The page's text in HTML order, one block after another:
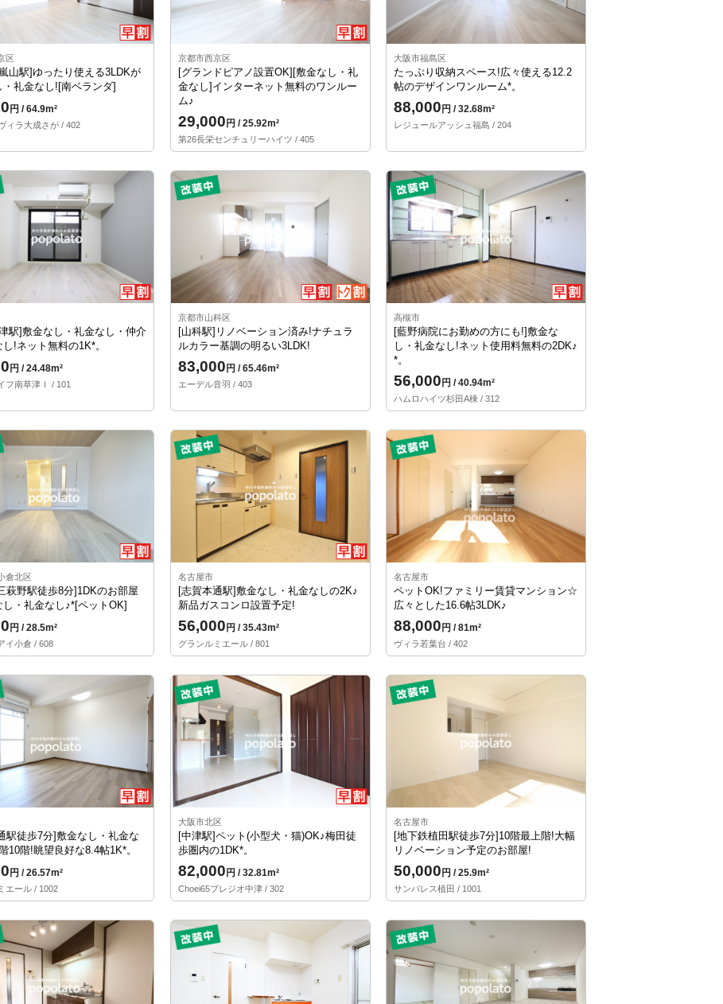
区
山駅]ゆったり使える3LDKが
・礼金なし![南ベランダ]
円 / 64.9m²
ィラ大成さが / 402
京都市西京区
[グランドピアノ設置OK][敷金なし・礼
金なし]インターネット無料のワンルー
ム♪
29,000 円 / 25.92m²
第26長栄センチュリーハイツ / 405
大阪市福島区
たっぷり収納スペース!広々使える12.2
帖のデザインワンルーム*。
88,000 円 / 32.68m²
レジュールアッシュ福島 / 204
駅]敷金なし・礼金なし・仲介
!ネット無料の1K*。
円 / 24.48m²
フ南草津Ⅰ / 101
京都市山科区
[山科駅]リノベーション済み!ナチュラ
ルカラー基調の明るい3LDK!
83,000 円 / 65.46m²
エーデル音羽 / 403
高槻市
[藍野病院にお勤めの方にも!]敷金な
し・礼金なし!ネット使用料無料の2DK♪
*。
56,000 円 / 40.94m²
ハムロハイツ杉田A棟 / 312
倉北区
萩野駅徒歩8分]1DKのお部屋
し・礼金なし♪*[ペットOK]
円 / 28.5m²
イ小倉 / 608
名古屋市
[志賀本通駅]敷金なし・礼金なしの2K♪
新品ガスコンロ設置予定!
56,000 円 / 35.43m²
グランルミエール / 801
名古屋市
ペットOK!ファミリー賃貸マンション☆
広々とした16.6帖3LDK♪
88,000 円 / 81m²
ヴィラ若葉台 / 402
駅徒歩7分]敷金なし・礼金な
10階!眺望良好な8.4帖1K*。
円 / 26.57m²
エール / 1002
大阪市北区
[中津駅]ペット(小型犬・猫)OK♪梅田徒
歩圏内の1DK*。
82,000 円 / 32.81m²
Choei65プレジオ中津 / 302
名古屋市
[地下鉄植田駅徒歩7分]10階最上階!大幅
リノベーション予定のお部屋!
50,000 円 / 25.9m²
サンパレス植田 / 1001